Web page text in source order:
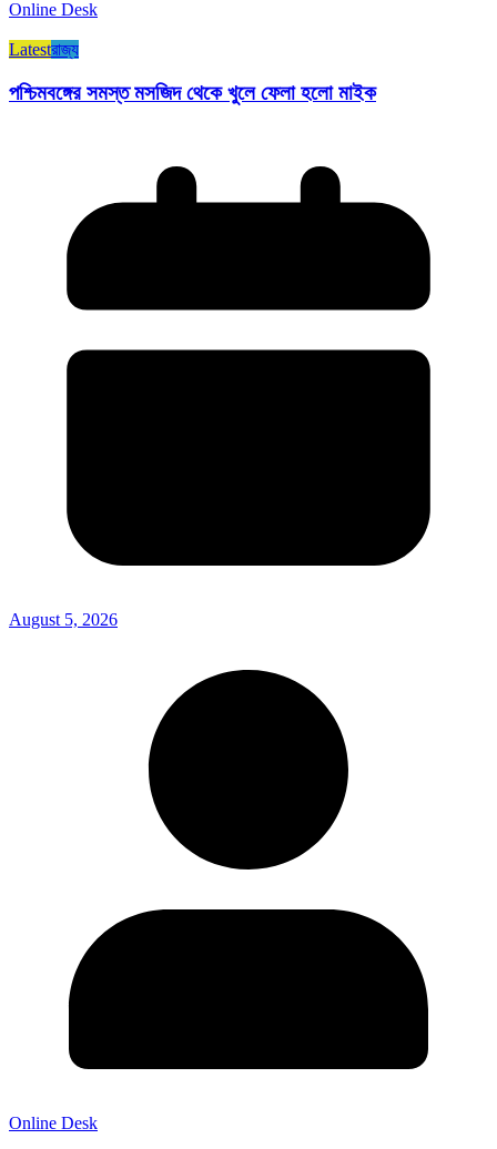
Online Desk
Latestরাজ্য​
পশ্চিমবঙ্গের সমস্ত মসজিদ থেকে খুলে ফেলা হলো মাইক
August 5, 2026
Online Desk